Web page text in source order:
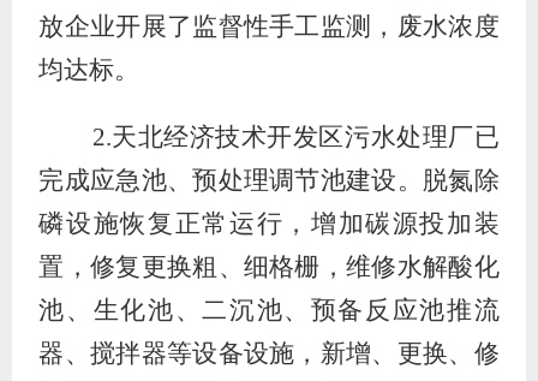
放企业开展了监督性手工监测， 废水浓度
均达标。
2.天北经济技术开发区污水处理厂已
完成应急池、预处理调节池建设。 脱氮除
磷设施恢复正常运行 ， 增加碳源投加装
置，修复更换粗、细格栅，维修水解酸化
池、生化池、二沉池、预备反应池推流
器、搅拌器等设备设施，新增、更换、修